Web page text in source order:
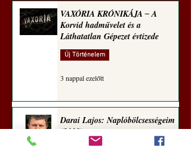
Hedvig posztajánlója)
VAXÓRIA KRÓNIKÁJA ‒ A
Korvid hadművelet és a
Láthatatlan Gépezet évtizede
Új Történelem
3 nappal ezelőtt
Darai Lajos: Naplóbölcsességeim
(2018)